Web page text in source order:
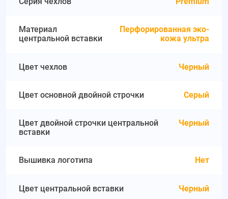
Материал
центральной вставки
Перфорированная эко-
кожа ультра
Цвет чехлов Черный
Цвет основной двойной строчки Серый
Цвет двойной строчки центральной
вставки
Черный
Вышивка логотипа Нет
Цвет центральной вставки Черный